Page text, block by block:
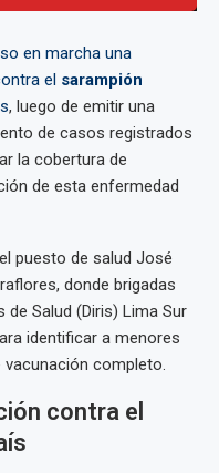
en marcha una
el sarampión
, luego de emitir una
de casos registrados
la cobertura de
de esta enfermedad
puesto de salud José
donde brigadas
de Salud (Diris) Lima Sur
identificar a menores
completo.
contra el